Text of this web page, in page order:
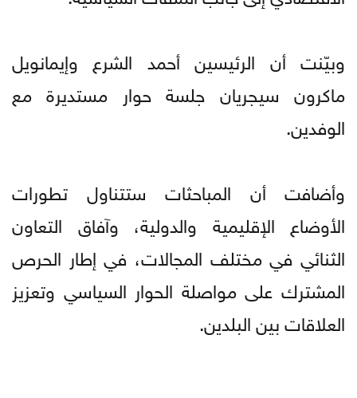
وبيّنت أن الرئيسين أحمد الشرع وإيمانويل
ماكرون سيجريان جلسة حوار مستديرة مع
الوفدين.
وأضافت أن المباحثات ستتناول تطورات
الأوضاع الإقليمية والدولية، وآفاق التعاون
الثنائي في مختلف المجالات، في إطار الحرص
المشترك على مواصلة الحوار السياسي وتعزيز
العلاقات بين البلدين.